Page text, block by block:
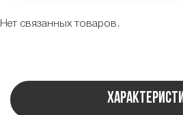
Нет связанных товаров.